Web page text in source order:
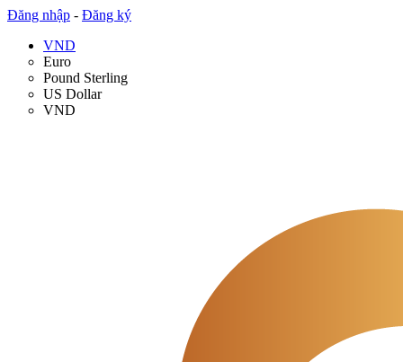
Đăng nhập - Đăng ký
VND
Euro
Pound Sterling
US Dollar
VND